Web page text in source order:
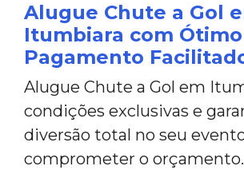
Alugue Chute a Gol
Itumbiara com
Pagamento
Alugue Chute a Gol em
condições exclusivas e
diversão total no seu
comprometer o orçamento.